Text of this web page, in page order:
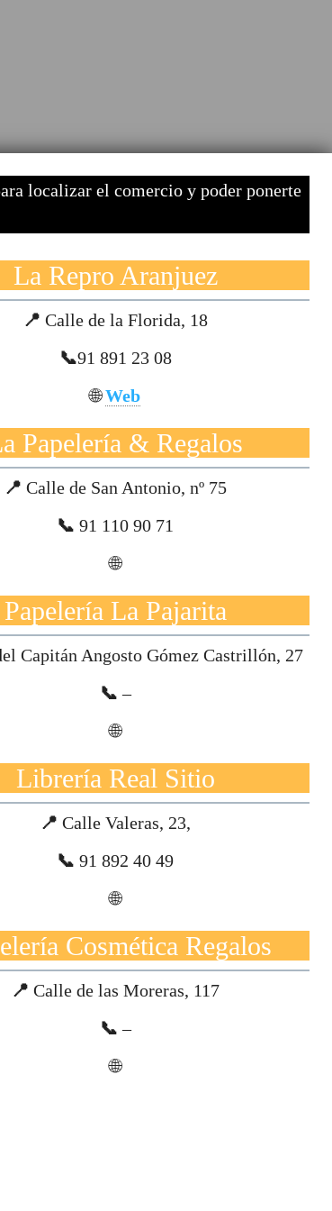
localizar el comercio y poder ponerte
La Repro Aranjuez
📍 Calle de la Florida, 18
📞91 891 23 08
🌐Web
Papelería & Regalos
📍 Calle de San Antonio, nº 75
📞 91 110 90 71
🌐
Papelería La Pajarita
Capitán Angosto Gómez Castrillón, 27
📞 –
🌐
Librería Real Sitio
📍 Calle Valeras, 23,
📞 91 892 40 49
🌐
Cosmética Regalos
📍 Calle de las Moreras, 117
📞 –
🌐